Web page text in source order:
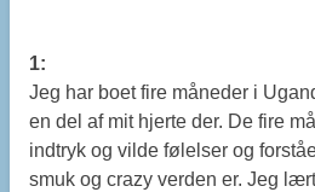
1:
Jeg har boet fire måneder i
en del af mit hjerte der. De fire
indtryk og vilde følelser og
smuk og crazy verden er. Jeg